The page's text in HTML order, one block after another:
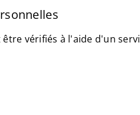
vérifiés à l'aide d'un